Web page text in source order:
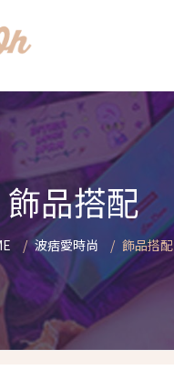
飾品搭配
波痞愛時尚 飾品搭配